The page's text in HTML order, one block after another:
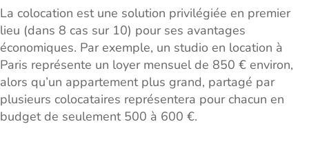
La colocation est une solution privilégiée en premier
lieu (dans 8 cas sur 10) pour ses avantages
économiques. Par exemple, un studio en location à
Paris représente un loyer mensuel de 850 € environ,
alors qu’un appartement plus grand, partagé par
plusieurs colocataires représentera pour chacun en
budget de seulement 500 à 600 €.